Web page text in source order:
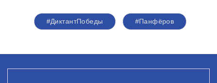
#ДиктантПобеды #Панфёров